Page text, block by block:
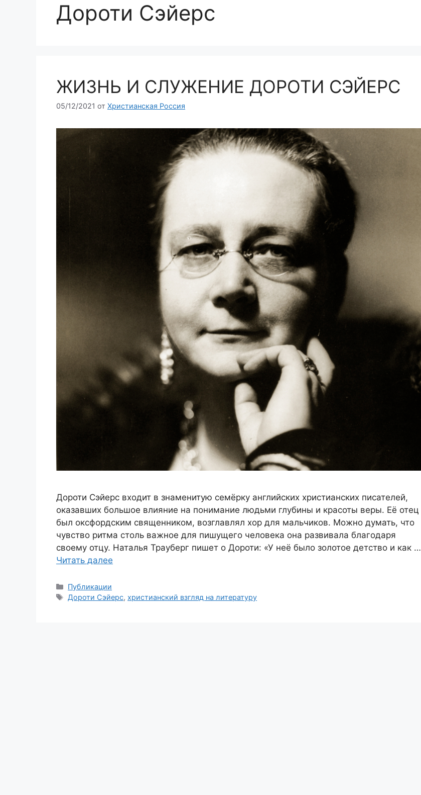
Дороти Сэйерс
ЖИЗНЬ И СЛУЖЕНИЕ ДОРОТИ СЭЙЕРС
05/12/2021 от Христианская Россия
Дороти Сэйерс входит в знаменитую семёрку английских христианских писателей,
оказавших большое влияние на понимание людьми глубины и красоты веры. Её отец
был оксфордским священником, возглавлял хор для мальчиков. Можно думать, что
чувство ритма столь важное для пишущего человека она развивала благодаря
своему отцу. Наталья Трауберг пишет о Дороти: «У неё было золотое детство и как …
Читать далее
Рубрики
Публикации
Метки
Дороти Сэйерс,христианский взгляд на литературу